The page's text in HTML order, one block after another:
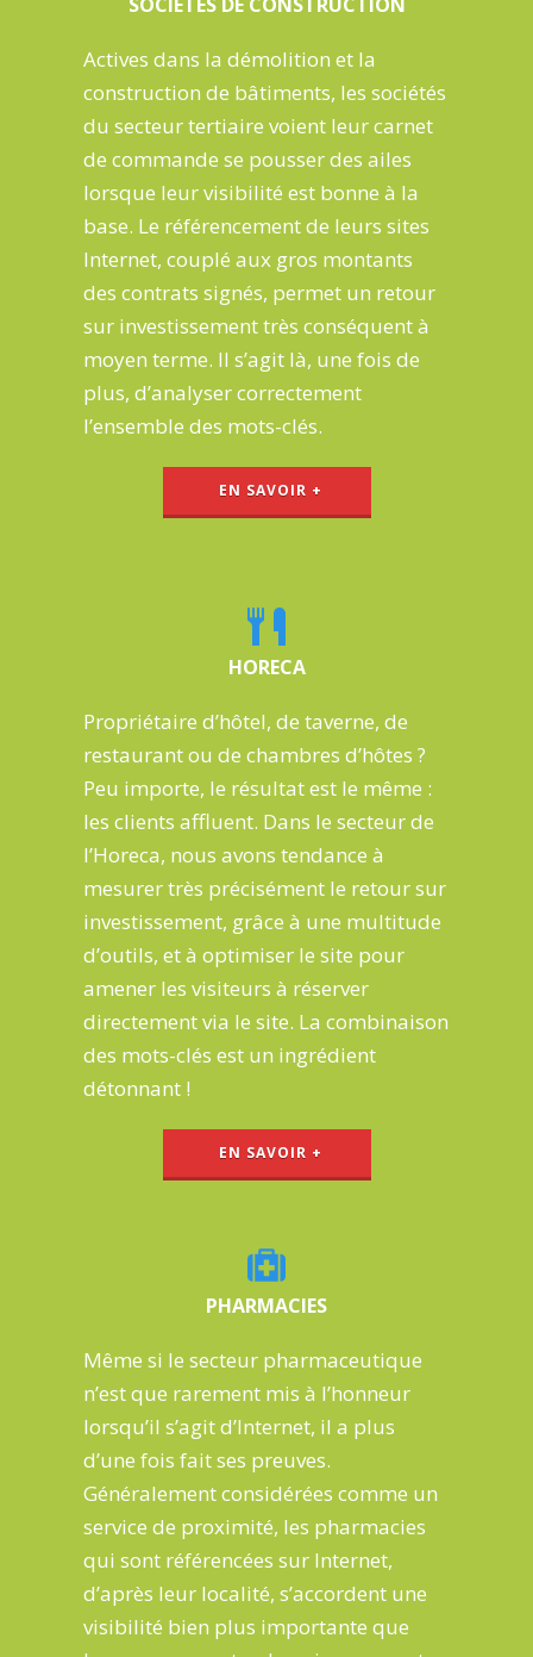
Actives dans la démolition et la
construction de bâtiments, les sociétés
du secteur tertiaire voient leurcarnet
de commande se pousser des ailes
lorsque leur visibilité est bonne à la
base. Le référencement de leurs sites
Internet, couplé aux gros montants
des contrats signés, permet un retour
sur investissement très conséquentà
moyen terme. Il s’agit là, une fois de
plus, d’analyser correctement
l’ensemble des mots-clés.
EN SAVOIR +
HORECA
Propriétaire d’hôtel, de taverne, de
restaurantou de chambres d’hôtes ?
Peu importe, le résultat est le même :
les clients affluent. Dans le secteur de
l’Horeca, nous avons tendance à
mesurer très précisément le retour sur
investissement, grâce à une multitude
d’outils, et à optimiser le site pour
amener les visiteurs à réserver
directementvia le site. La combinaison
des mots-clés est un ingrédient
détonnant !
EN SAVOIR +
PHARMACIES
Même si le secteur pharmaceutique
n’est que rarement mis à l’honneur
lorsqu’il s’agit d’Internet, il a plus
d’une fois fait ses preuves.
Généralement considérées comme un
service de proximité, les pharmacies
qui sont référencées sur Internet,
d’après leur localité, s’accordent une
visibilité bien plus importante que